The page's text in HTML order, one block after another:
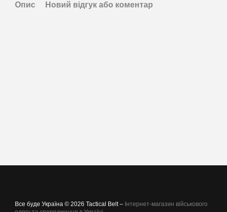
Опис Новий відгук або коментар
Все буде Україна © 2026 Tactical Belt – Інтернет-магазин військового